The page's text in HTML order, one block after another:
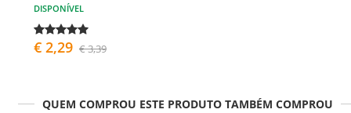
DISPONÍVEL
€ 2,29 € 3,39
QUEM COMPROU ESTE PRODUTO TAMBÉM COMPROU